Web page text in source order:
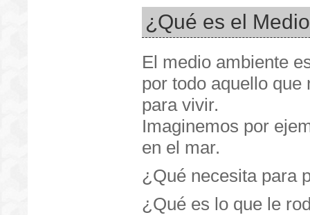
¿Qué es el
El medio ambiente
por todo aquello que
para vivir.
Imaginemos por
en el mar.
¿Qué necesita para
¿Qué es lo que le